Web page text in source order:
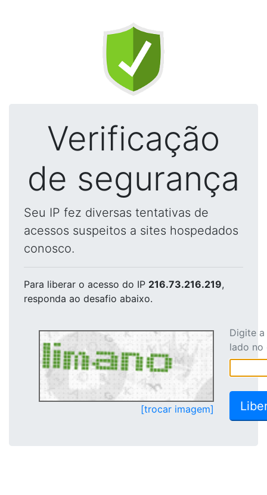
Verificação
de segurança
Seu IP fez diversas tentativas de
acessos suspeitos a sites hospedados
conosco.
Para liberar o acesso do IP 216.73.216.219,
responda ao desafio abaixo.
[trocar imagem]
Digite
lado no